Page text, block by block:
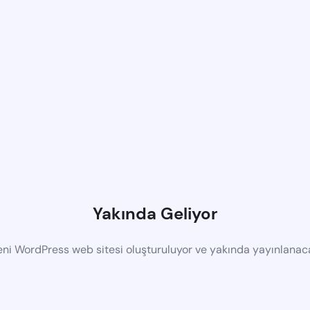
Yakında Geliyor
WordPress web sitesi oluşturuluyor ve yakında